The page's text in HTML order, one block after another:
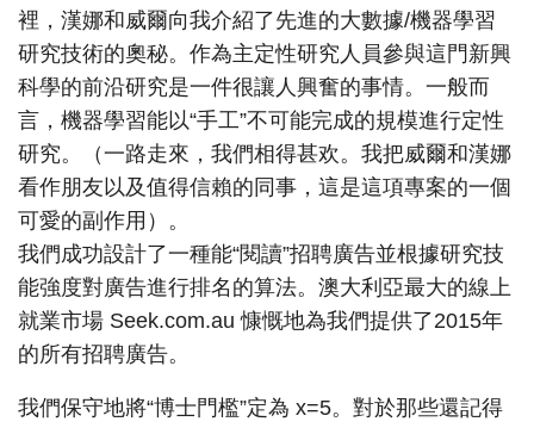
裡，漢娜和威爾向我介紹了先進的大數據/機器學習
研究技術的奧秘。作為主定性研究人員參與這門新興
科學的前沿研究是一件很讓人興奮的事情。一般而
言，機器學習能以“手工”不可能完成的規模進行定性
研究。（一路走來，我們相得甚欢。我把威爾和漢娜
看作朋友以及值得信賴的同事，這是這項專案的一個
可愛的副作用）。
我們成功設計了一種能“閱讀”招聘廣告並根據研究技
能強度對廣告進行排名的算法。澳大利亞最大的線上
就業市場 Seek.com.au 慷慨地為我們提供了2015年
的所有招聘廣告。
我們保守地將“博士門檻”定為 x=5。對於那些還記得